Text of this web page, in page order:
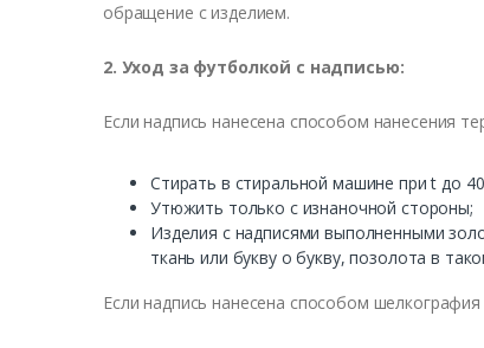
обращение сизделием.
2. Уход за футболкой с надписью:
Если надпись нанесена способом нанесения
Стирать в стиральной машине при tдо
Утюжить только с изнаночной стороны;
Изделия с надписями выполненными
ткань или букву о букву,позолота в
Если надпись нанесена способом шелкография